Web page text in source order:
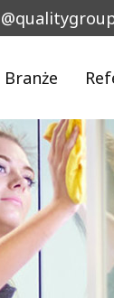
Branże